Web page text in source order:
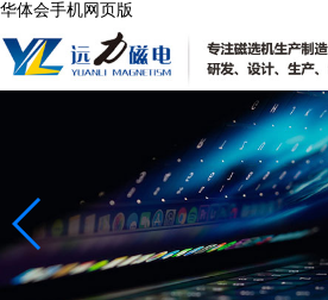
华体会手机网页版